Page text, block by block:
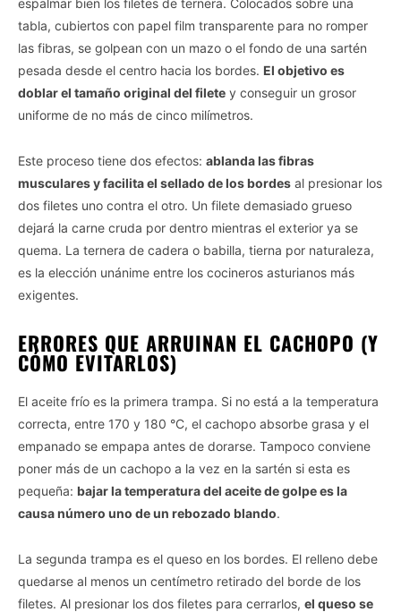
tabla, cubiertos con papel film transparente para no romper
las fibras, se golpean con un mazo o el fondo de una sartén
pesada desde el centro hacia los bordes. El objetivo es
doblar el tamaño original del filete y conseguir un grosor
uniforme de no más de cinco milímetros.
Este proceso tiene dos efectos: ablanda las fibras
musculares y facilita el sellado de los bordes al presionar los
dos filetes uno contra el otro. Un filete demasiado grueso
dejará la carne cruda por dentro mientras el exterior ya se
quema. La ternera de cadera o babilla, tierna por naturaleza,
es la elección unánime entre los cocineros asturianos más
exigentes.
ERRORES QUE ARRUINAN EL CACHOPO (Y
CÓMO EVITARLOS)
El aceite frío es la primera trampa. Si no está a la temperatura
correcta, entre 170 y 180 °C, el cachopo absorbe grasa y el
empanado se empapa antes de dorarse. Tampoco conviene
poner más de un cachopo a la vez en la sartén si esta es
pequeña: bajar la temperatura del aceite de golpe es la
causa número uno de un rebozado blando.
La segunda trampa es el queso en los bordes. El relleno debe
quedarse al menos un centímetro retirado del borde de los
filetes. Al presionar los dos filetes para cerrarlos, el queso se